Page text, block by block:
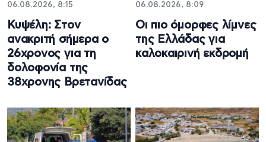
06.08.2026, 8:15
Κυψέλη: Στον
ανακριτή σήμερα ο
26χρονος για τη
δολοφονία της
38χρονης Βρετανίδας
06.08.2026, 8:09
Οι πιο όμορφες λίμνες
της Ελλάδας για
καλοκαιρινή εκδρομή